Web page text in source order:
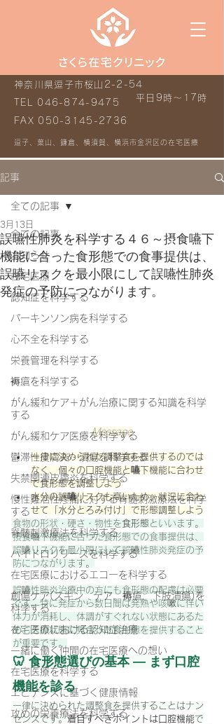
平日9時～17時
神奈川県逗子市桜山2-2-54
TEL 046-874-9475
FAX 050-3145-2736
逗子、葉山、鎌倉、横須賀、横浜市金沢区の在宅医療
記事
全ての記事
お知らせ
在宅医療
認知症を科学する
パーキンソン病を科学する
心不全を科学する
栄養管理を科学する
褥瘡を科学する
がん緩和ケア＋がん治療に関する知識を科学
する
がん緩和ケア医療を科学する
鬱滞性皮膚炎・潰瘍を科学する
失禁関連皮膚炎を科学する
慢性難治性疼痛に対する脊髄刺激療法を科学
する
脊髄刺激療法を科学する
ハイドロリリースを科学する
在宅医療におけるエコーを科学する
創傷ケア(スキン テア、褥瘡、下肢潰瘍)を
科学する
在宅医療における認知症治療
一緒に働く仲間の在宅医療への想い
在宅医療を科学する
エビデンスに基づく健康情報
攻めの栄養療法を科学する
全ての記事
誤嚥性肺炎を科学する４６～摂食嚥下
機能に合った食形態での食事提供は、
誤嚥リスクを最小限にして誤嚥性肺炎
発症の予防につながります。
3月13日
Message
一律に決められた調整食を提供するのでは
なく、個々の口腔機能と嚥下機能に合わせ
て食形態を調整しよう
水分の誤嚥リスクも高いため、状況に合わ
せて「水分とろみ付け」で形態調整しよう
食物の形状・硬さ・物性を食形態 といいます。
摂食嚥下機能に合った食形態での食事提供は、
誤嚥リスクを最小限にして誤嚥性肺炎発症の予
防につながります。
誤嚥性肺炎治療中の方にも食形態の配慮は必要
です。特に発症から数日間は発熱や咳嗽に伴い
体力が消耗し、体調がすぐれない状態にあるた
め、その状態に見合った食形態を提供すること
が重要です。
🦷 食形態選びの基本 — まず口腔
機能を診る
一律に決められた調整食を提供することはナン
センスです。着目すべきポイントは口腔機能で